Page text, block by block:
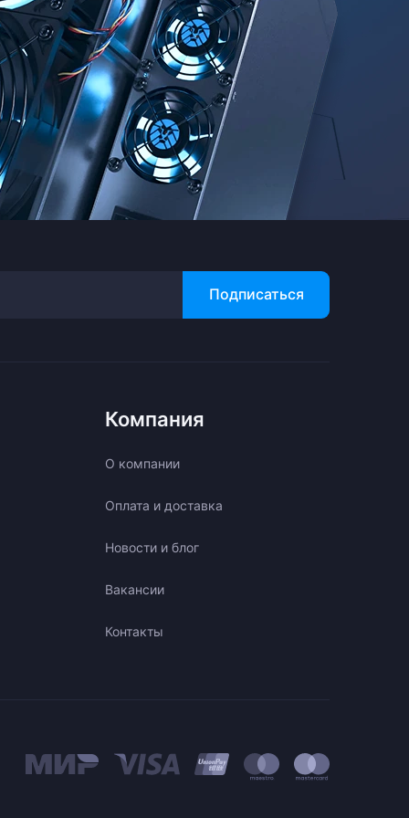
Подписаться
Компания
О компании
Оплата и доставка
Новости и блог
Вакансии
Контакты